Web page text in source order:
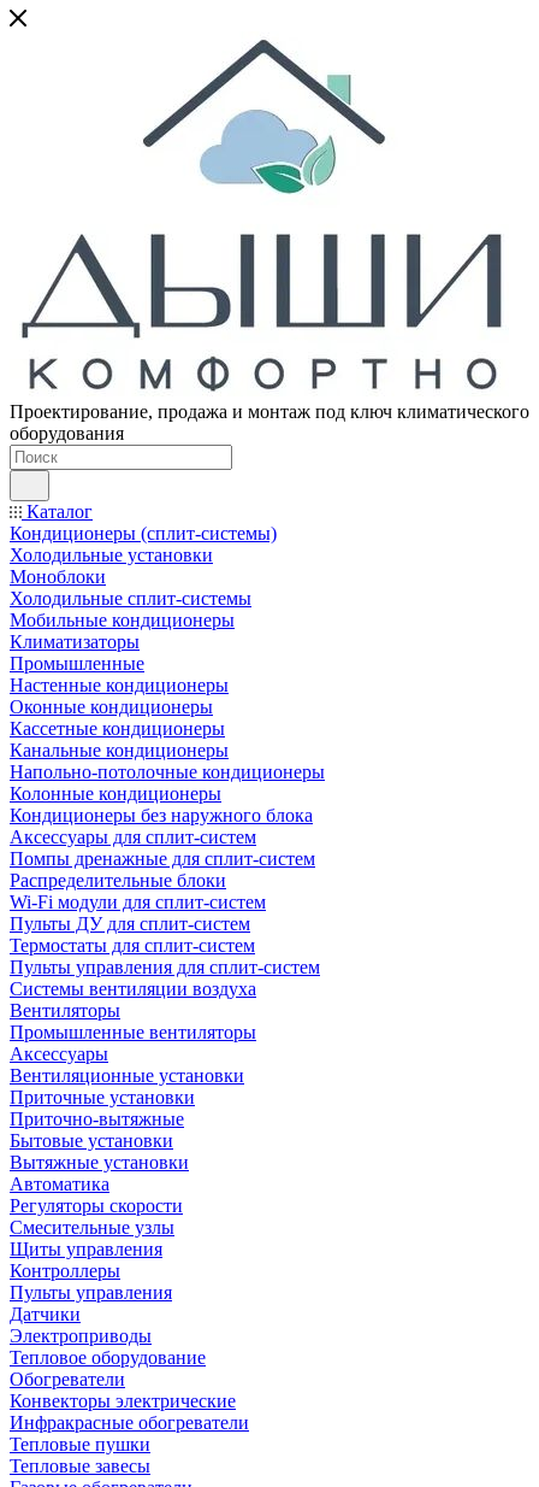
Проектирование, продажа и монтаж под ключ климатического
оборудования
Каталог
Кондиционеры (сплит-системы)
Холодильные установки
Моноблоки
Холодильные сплит-системы
Мобильные кондиционеры
Климатизаторы
Промышленные
Настенные кондиционеры
Оконные кондиционеры
Кассетные кондиционеры
Канальные кондиционеры
Напольно-потолочные кондиционеры
Колонные кондиционеры
Кондиционеры без наружного блока
Аксессуары для сплит-систем
Помпы дренажные для сплит-систем
Распределительные блоки
Wi-Fi модули для сплит-систем
Пульты ДУ для сплит-систем
Термостаты для сплит-систем
Пульты управления для сплит-систем
Системы вентиляции воздуха
Вентиляторы
Промышленные вентиляторы
Аксессуары
Вентиляционные установки
Приточные установки
Приточно-вытяжные
Бытовые установки
Вытяжные установки
Автоматика
Регуляторы скорости
Смесительные узлы
Щиты управления
Контроллеры
Пульты управления
Датчики
Электроприводы
Тепловое оборудование
Обогреватели
Конвекторы электрические
Инфракрасные обогреватели
Тепловые пушки
Тепловые завесы